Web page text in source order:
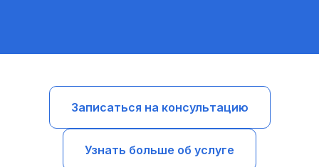
Записаться на консультацию
Узнать больше об услуге